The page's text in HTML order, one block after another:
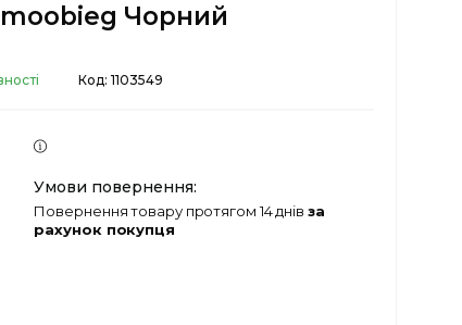
Чорний
Код: 1103549
повернення товару протягом 14 днів за
рахунок покупця